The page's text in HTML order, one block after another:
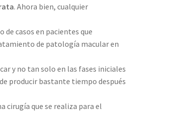
. Ahora bien, cualquier
de casos en pacientes que
de patología macular en
y no tan solo en las fases iniciales
producir bastante tiempo después
cirugía que se realiza para el